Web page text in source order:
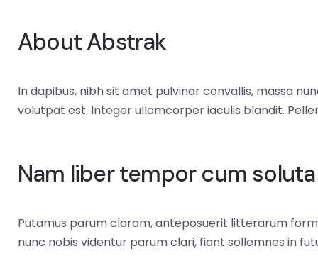
About Abstrak
In dapibus, nibh sit amet pulvinar convallis, massa
volutpat est. Integer ullamcorper iaculis blandit.
Nam liber tempor cum soluta
Putamus parum claram, anteposuerit litterarum
nunc nobis videntur parum clari, fiant sollemnes in